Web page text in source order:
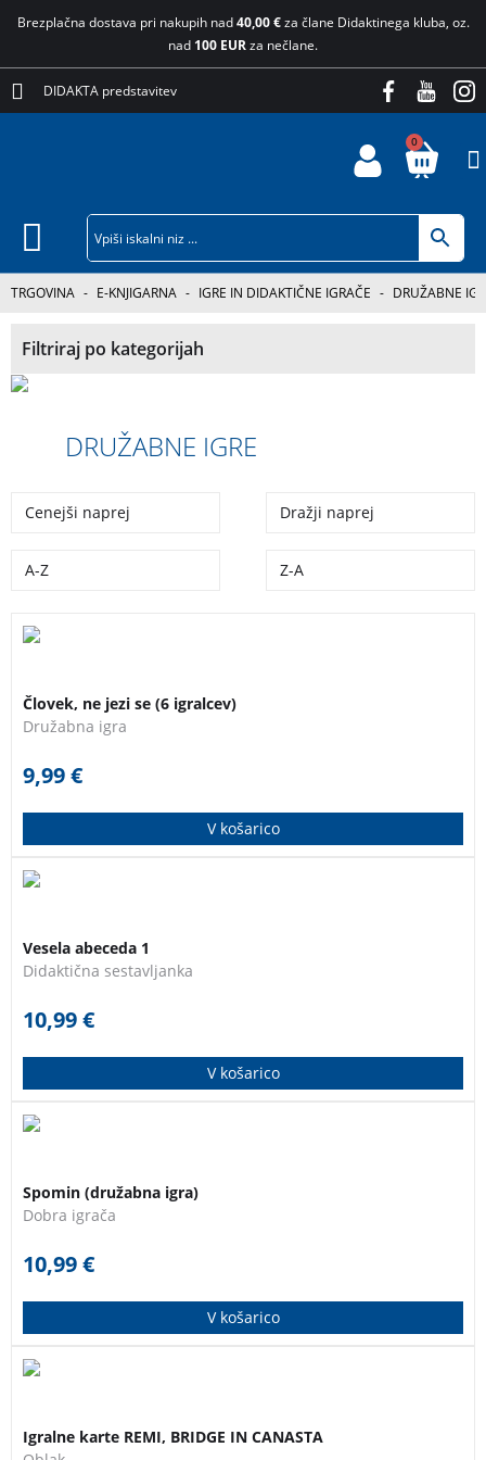
Brezplačna dostava pri nakupih nad40,00 €za člane Didaktinega kluba, oz.
nad 100 EURza nečlane.
DIDAKTA predstavitev
0
TRGOVINA - E-KNJIGARNA - IGRE IN DIDAKTIČNE IGRAČE - DRUŽABNE
Filtriraj po kategorijah
DRUŽABNE IGRE
Cenejši naprej Dražji naprej
A-Z Z-A
Človek, ne jezi se (6 igralcev)
Družabna igra
9,99€
V košarico
enostavnim sestavljanjem spoznavali pravilno
črkovanje besed, ki jih srečujejo vsak dan.
Vesela abeceda 1
Didaktična sestavljanka
10,99€
V košarico
Spomin (družabna igra)
Dobra igrača
10,99€
V košarico
Igralne karte REMI, BRIDGE IN CANASTA